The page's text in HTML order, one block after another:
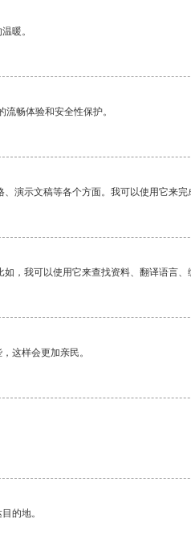
暖。
畅体验和安全性保护。
演示文稿等各个方面。我可以使用它来完
，我可以使用它来查找资料、翻译语言、
这样会更加亲民。
的地。